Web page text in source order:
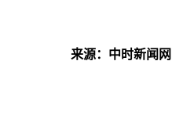
来源：中时新闻网